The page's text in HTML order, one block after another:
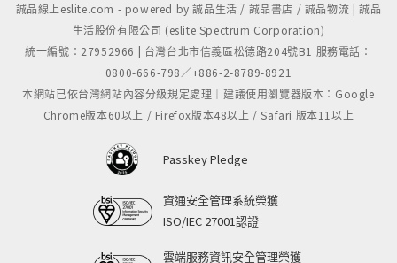
千萬不要被電視的新聞誤導：
打電玩打到世界第一名，人人都對他豎起大拇指。
看到這樣的新聞，連父母也會被騙。
如果有機會走進世界頂尖的電玩公司，
有哪一個在人生的黃金時間，是不用功讀書的？
因為在黃金時間不用功努力的人，
最後只能苦哈哈地掙一口飯吃，
誠品線上eslite.com - powered by 誠品生活 / 誠品書店 / 誠品物流 | 誠品
生活股份有限公司 (eslite Spectrum Corporation)
統一編號：27952966 | 台灣台北市信義區松德路204號B1 服務電話：
0800-666-798／+886-2-8789-8921
本網站已依台灣網站內容分級規定處理｜建議使用瀏覽器版本：Google
Chrome版本60以上 / Firefox版本48以上 / Safari 版本11以上
Passkey Pledge
資通安全管理系統榮獲
ISO/IEC 27001認證
雲端服務資訊安全管理榮獲